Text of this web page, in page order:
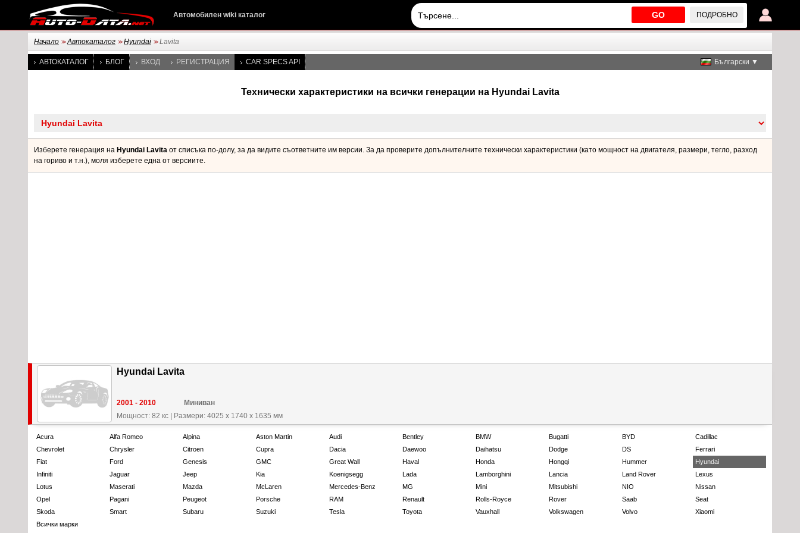
GO ПОДРОБНО
Автомобилен wiki каталог
Начало >> Автокаталог >> Hyundai >> Lavita
АВТОКАТАЛОГ БЛОГ ВХОД РЕГИСТРАЦИЯ CAR SPECS API Български ▼
Технически характеристики на всички генерации на Hyundai Lavita
Изберете генерация на Hyundai Lavita от списъка по-долу, за да видите съответните им версии. За да проверите допълнителните технически характеристики (като мощност на двигателя, размери, тегло, разход
на гориво и т.н.), моля изберете една от версиите.
Hyundai Lavita
2001 - 2010
Миниван
Мощност: 82 кс
Размери: 4025 x 1740 x 1635 мм
Acura Alfa Romeo Alpina Aston Martin Audi Bentley BMW Bugatti BYD
Cadillac
Chevrolet
Chrysler Citroen Cupra Dacia Daewoo Daihatsu Dodge DS
Ferrari
Fiat
Ford Genesis GMC Great Wall Haval Honda Hongqi Hummer
Hyundai
Infiniti
Jaguar Jeep Kia Koenigsegg Lada Lamborghini Lancia Land Rover
Lexus
Lotus
Maserati Mazda McLaren Mercedes-Benz MG Mini Mitsubishi NIO
Nissan
Opel
Pagani Peugeot Porsche RAM Renault Rolls-Royce Rover Saab
Seat
Skoda
Smart Subaru Suzuki Tesla Toyota Vauxhall Volkswagen Volvo
Xiaomi
Всички марки